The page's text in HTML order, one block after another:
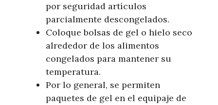
por seguridad artículos
parcialmente descongelados.
Coloque bolsas de gel o hielo seco
alrededor de los alimentos
congelados para mantener su
temperatura.
Por lo general, se permiten
paquetes de gel en el equipaje de